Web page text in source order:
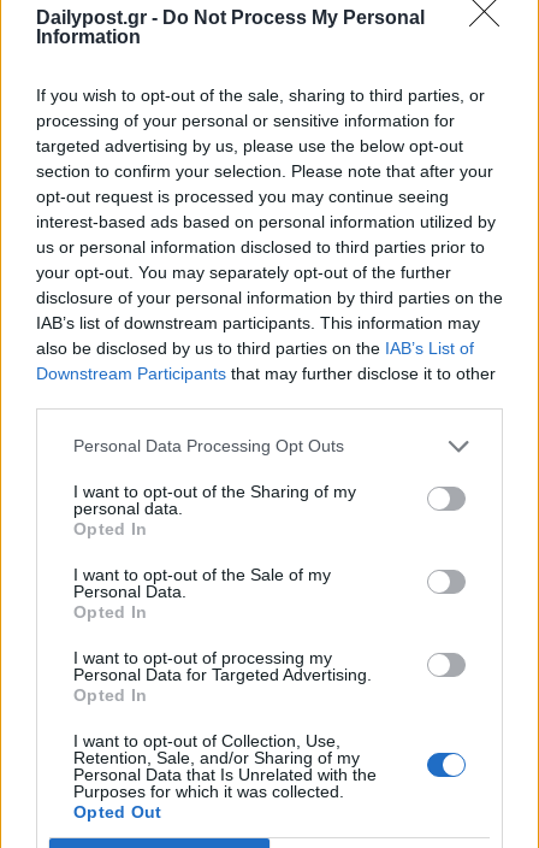
Dailypost.gr - Do Not Process My Personal
Information
If you wish to opt-out of the sale, sharing to third parties, or
processing of your personal or sensitive information for
targeted advertising by us, please use the below opt-out
section to confirm your selection. Please note that after your
opt-out request is processed you may continue seeing
interest-based ads based on personal information utilized by
us or personal information disclosed to third parties prior to
your opt-out. You may separately opt-out of the further
disclosure of your personal information by third parties on the
IAB’s list of downstream participants. This information may
also be disclosed by us to third parties on the IAB’s List of
Downstream Participants that may further disclose it to other
Personal Data Processing Opt Outs
I want to opt-out of the Sharing of my
personal data.
Opted In
I want to opt-out of the Sale of my
Personal Data.
Opted In
I want to opt-out of processing my
Personal Data for Targeted Advertising.
Opted In
I want to opt-out of Collection, Use,
Retention, Sale, and/or Sharing of my
Personal Data that Is Unrelated with the
Purposes for which it was collected.
Opted Out